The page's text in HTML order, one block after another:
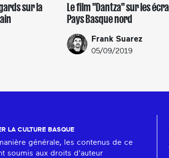
sur la
Le film "Dantza" sur les
Pays Basque nord
Frank Suarez
05/09/2019
LA CULTURE BASQUE
générale, les contenus de ce
soumis aux droits d'auteur